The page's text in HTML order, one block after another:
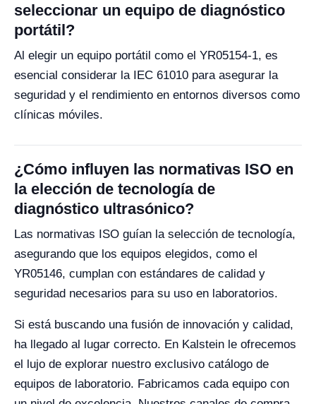
seleccionar un equipo de diagnóstico
portátil?
Al elegir un equipo portátil como el YR05154-1, es
esencial considerar la IEC 61010 para asegurar la
seguridad y el rendimiento en entornos diversos como
clínicas móviles.
¿Cómo influyen las normativas ISO en
la elección de tecnología de
diagnóstico ultrasónico?
Las normativas ISO guían la selección de tecnología,
asegurando que los equipos elegidos, como el
YR05146, cumplan con estándares de calidad y
seguridad necesarios para su uso en laboratorios.
Si está buscando una fusión de innovación y calidad,
ha llegado al lugar correcto. En Kalstein le ofrecemos
el lujo de explorar nuestro exclusivo catálogo de
equipos de laboratorio. Fabricamos cada equipo con